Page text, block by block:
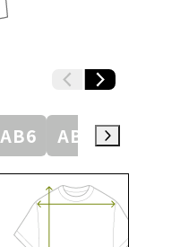
AB6 AB7 AB8